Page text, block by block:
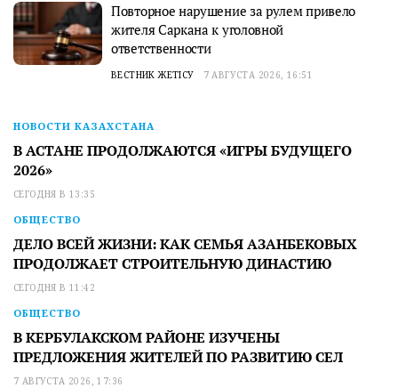
Повторное нарушение за рулем привело
жителя Саркана к уголовной
ответственности
ВЕСТНИК ЖЕТІСУ 7 АВГУСТА 2026, 16:51
НОВОСТИ КАЗАХСТАНА
В АСТАНЕ ПРОДОЛЖАЮТСЯ «ИГРЫ БУДУЩЕГО
2026»
СЕГОДНЯ В 13:35
ОБЩЕСТВО
ДЕЛО ВСЕЙ ЖИЗНИ: КАК СЕМЬЯ АЗАНБЕКОВЫХ
ПРОДОЛЖАЕТ СТРОИТЕЛЬНУЮ ДИНАСТИЮ
СЕГОДНЯ В 11:42
ОБЩЕСТВО
В КЕРБУЛАКСКОМ РАЙОНЕ ИЗУЧЕНЫ
ПРЕДЛОЖЕНИЯ ЖИТЕЛЕЙ ПО РАЗВИТИЮ СЕЛ
7 АВГУСТА 2026, 17:36